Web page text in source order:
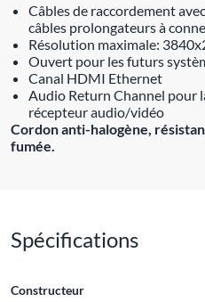
Câbles de raccordement
câbles prolongateurs à
Résolution maximale:
Ouvert pour les futurs
Canal HDMI Ethernet
Audio Return Channel pour
récepteur audio/vidéo
Cordon anti-halogène,
fumée.
Spécifications
Constructeur